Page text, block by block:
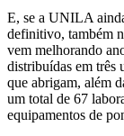
E, se a UNILA
definitivo, também
vem melhorando
distribuídas em três
que abrigam, além
um total de 67
equipamentos de